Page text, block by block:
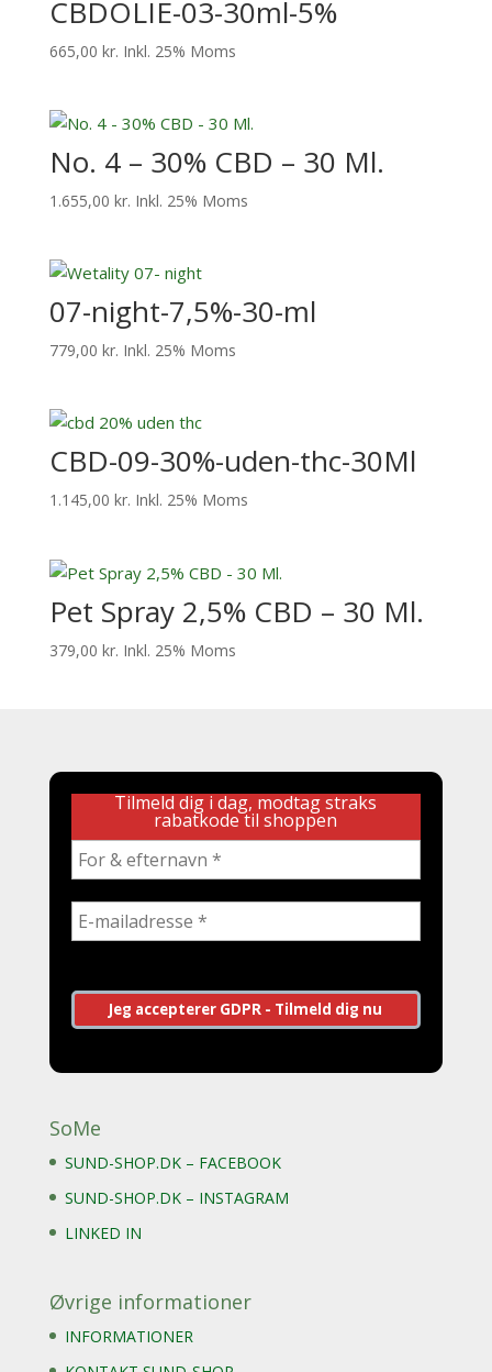
CBDOLIE-03-30ml-5%
665,00 kr. Inkl. 25% Moms
No. 4 – 30% CBD – 30 Ml.
1.655,00 kr. Inkl. 25% Moms
07-night-7,5%-30-ml
779,00 kr. Inkl. 25% Moms
CBD-09-30%-uden-thc-30Ml
1.145,00 kr. Inkl. 25% Moms
Pet Spray 2,5% CBD – 30 Ml.
379,00 kr. Inkl. 25% Moms
Tilmeld dig i dag, modtag straks
rabatkode til shoppen
SoMe
SUND-SHOP.DK – FACEBOOK
SUND-SHOP.DK – INSTAGRAM
LINKED IN
Øvrige informationer
INFORMATIONER